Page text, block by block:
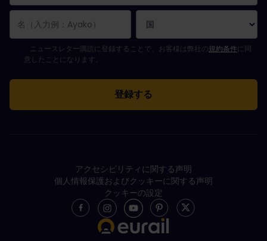
購読登録が完了しました。
Eメールアドレス欄は必須項目です。
Eメールアドレスが正しくありません。
ニュースレターの購読登録中にエラーが発生しました。後ほど、もう一度や
すでにこのニュースレターを購読されています！
ニュースレターを購読するには規約条件に同意してください。
ニュースレター購読に登録することで、お客様は弊社の規約条件に同
意したことになります。
アクセシビリティに関する声明
個人情報保護およびクッキーに関する声明
クッキーの設定